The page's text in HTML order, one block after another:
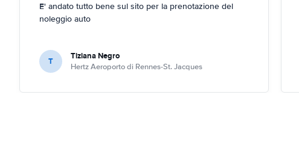
E' andato tutto bene sul sito per la prenotazione del
noleggio auto
T Tiziana Negro
Hertz Aeroporto di Rennes-St. Jacques